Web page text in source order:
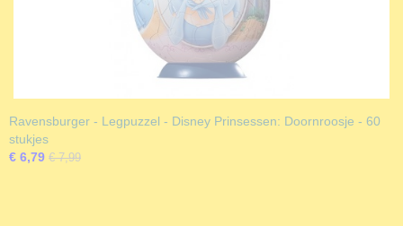
Ravensburger - Legpuzzel - Disney Prinsessen: Doornroosje - 60
stukjes
€ 6,79 € 7,99